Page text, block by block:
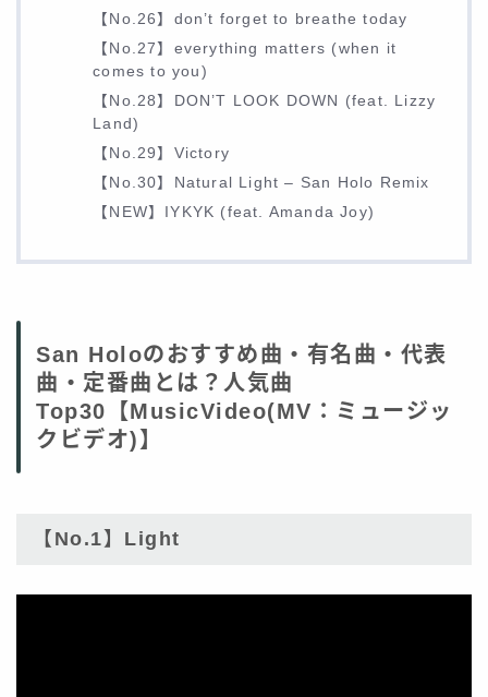
【No.26】don’t forget to breathe today
【No.27】everything matters (when it
comes to you)
【No.28】DON’T LOOK DOWN (feat. Lizzy
Land)
【No.29】Victory
【No.30】Natural Light – San Holo Remix
【NEW】IYKYK (feat. Amanda Joy)
San Holoのおすすめ曲・有名曲・代表
曲・定番曲とは？人気曲
Top30【MusicVideo(MV：ミュージッ
クビデオ)】
【No.1】Light